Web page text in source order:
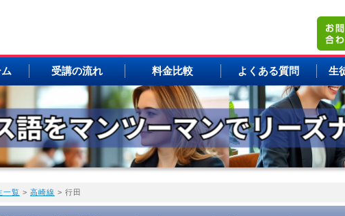
受講の流れ 料金比較 よくある質問 生
一覧 > 高崎線 > 行田